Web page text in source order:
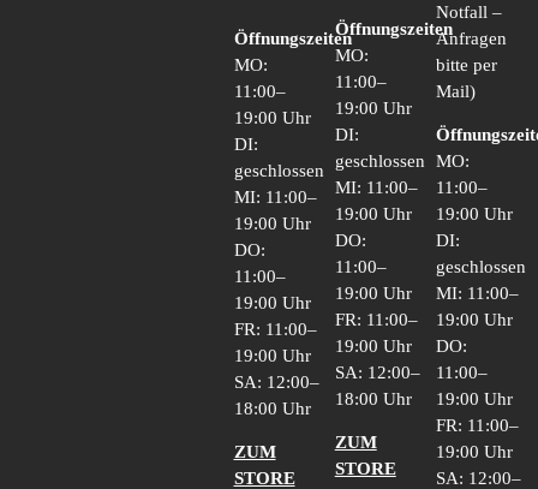
Öffnungszeiten
MO:
11:00–
19:00 Uhr
DI:
geschlossen
MI: 11:00–
19:00 Uhr
DO:
11:00–
19:00 Uhr
FR: 11:00–
19:00 Uhr
SA: 12:00–
18:00 Uhr
ZUM
STORE
Öffnungszeiten
MO:
11:00–
19:00 Uhr
DI:
geschlossen
MI: 11:00–
19:00 Uhr
DO:
11:00–
19:00 Uhr
FR: 11:00–
19:00 Uhr
SA: 12:00–
18:00 Uhr
ZUM
STORE
Notfall –
Anfragen
bitte per
Mail)
MO:
11:00–
19:00 Uhr
DI:
geschlossen
MI: 11:00–
19:00 Uhr
DO:
11:00–
19:00 Uhr
FR: 11:00–
19:00 Uhr
SA: 12:00–